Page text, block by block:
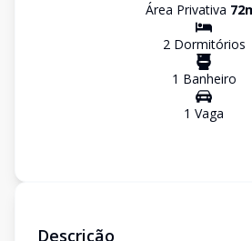
Área Privativa 72
2Dormitórios
1 Banheiro
1 Vaga
Descrição